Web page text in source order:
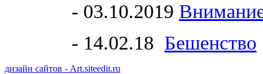
- 03.10.2019
- 14.02.18 Бешенство
дизайн сайтов - Art.siteedit.ru